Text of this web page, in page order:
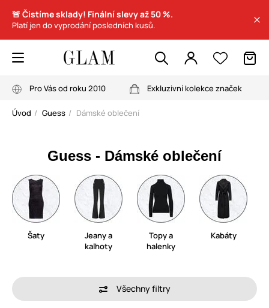
🚨 Čistíme sklady! Finální slevy až 50 %.
Platí jen do vyprodání posledních kusů.
Pro Vás od roku 2010 Exkluzivní kolekce značek
Úvod Guess Dámské oblečení
Guess - Dámské oblečení
Šaty
Jeany a
kalhoty
Topy a
halenky
Kabáty
Všechny filtry